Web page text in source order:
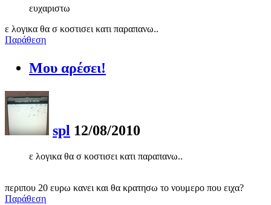
ευχαριστω
ε λογικα θα σ κοστισει κατι παραπανω..
Παράθεση
Μου αρέσει!
spl 12/08/2010
ε λογικα θα σ κοστισει κατι παραπανω..
περιπου 20 ευρω κανει και θα κρατησω το νουμερο που ειχα?
Παράθεση